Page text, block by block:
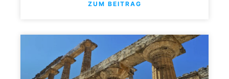
ZUM BEITRAG